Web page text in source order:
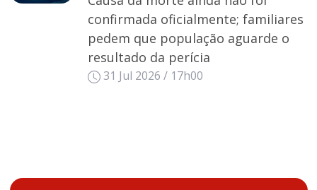
confirmada oficialmente; familiares
pedem que população aguarde o
resultado da perícia
31 Jul 2026 / 17h00